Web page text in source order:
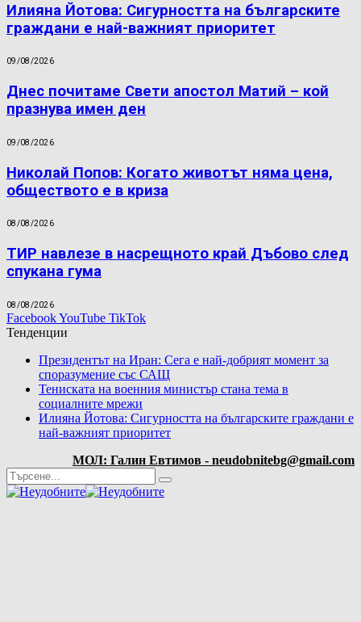
Илияна Йотова: Сигурността на българските
граждани е най-важният приоритет
09/08/2026
Днес почитаме Свети апостол Матий – кой
празнува имен ден
09/08/2026
Николай Попов: Когато животът няма цена,
обществото е в криза
08/08/2026
ТИР навлезе в насрещното край Дъбово след
спукана гума
08/08/2026
FacebookYouTube TikTok
Тенденции
Президентът на Иран: Сега е най-добрият момент за
споразумение със САЩ
Тениската на военния министър стана тема в
социалните мрежи
Илияна Йотова: Сигурността на българските граждани е
най-важният приоритет
МОЛ: Галин Евтимов - neudobnitebg@gmail.com